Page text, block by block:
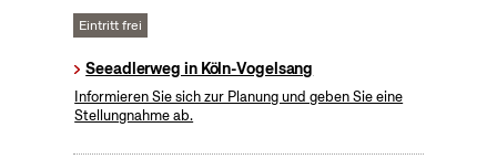
Eintritt frei
Seeadlerweg in Köln-Vogelsang
Informieren Sie sich zur Planung und geben Sie eine
Stellungnahme ab.